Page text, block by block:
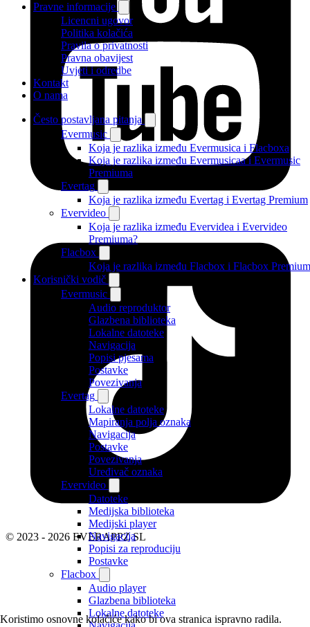
Pravne informacije
Licencni ugovor
Politika kolačića
Pravila o privatnosti
Pravna obavijest
Uvjeti i odredbe
Kontakt
O nama
Često postavljana pitanja
Evermusic
Koja je razlika između Evermusica i Flacboxa
Koja je razlika između Evermusicaa i Evermusic
Premiuma
Evertag
Koja je razlika između Evertag i Evertag Premium
Evervideo
Koja je razlika između Evervidea i Evervideo
Premiuma?
Flacbox
Koja je razlika između Flacbox i Flacbox
Korisnički vodič
Evermusic
Audio reproduktor
Glazbena biblioteka
Lokalne datoteke
Navigacija
Popisi pjesama
Postavke
Povezivanja
Evertag
Lokalne datoteke
Mapiranja polja oznaka
Navigacija
Postavke
Povezivanja
Uređivač oznaka
Evervideo
Datoteke
Medijska biblioteka
Medijski player
Navigacija
Popisi za reproduciju
Postavke
Flacbox
Audio player
Glazbena biblioteka
Lokalne datoteke
Koristimo osnovne kolačiće kako bi ova stranica ispravno radila.
© 2023 - 2026 EVERAPPZ SL